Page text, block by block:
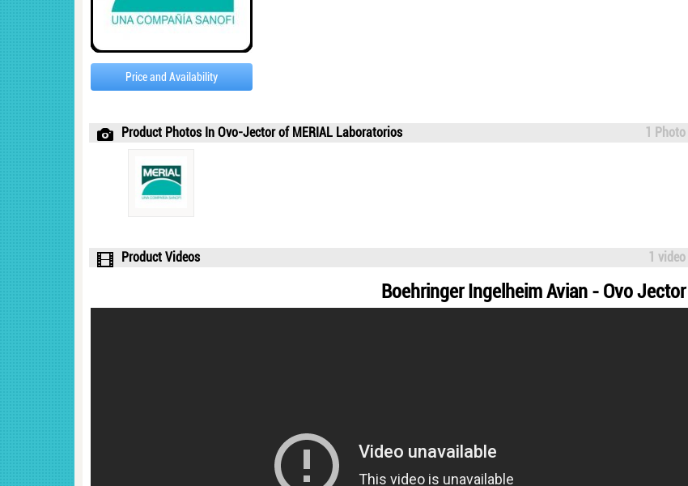
Price and Availability
Product Photos In Ovo-Jector of MERIAL Laboratorios 1 Photo
Product Videos 1 video
Boehringer Ingelheim Avian - Ovo Jector